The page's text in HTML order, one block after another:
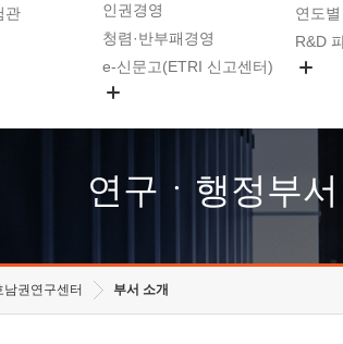
관
인권경영
청렴·반부패경영
e-신문고(ETRI 신고센터)
고객의소리
수의계약 현황
연도
R&D
연구ㆍ행정부서
남권연구센터 부서 소개